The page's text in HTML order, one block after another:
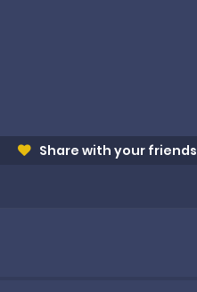
Share with your friends